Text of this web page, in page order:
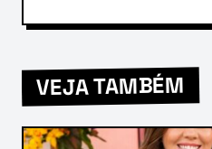
VEJA TAMBÉM